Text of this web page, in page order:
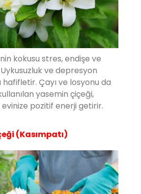
kokusu stres, endişe ve
Uykusuzluk ve depresyon
hafifletir. Çayı ve losyonu da
yasemin çiçeği,
pozitif enerji getirir.
(Kasımpatı)